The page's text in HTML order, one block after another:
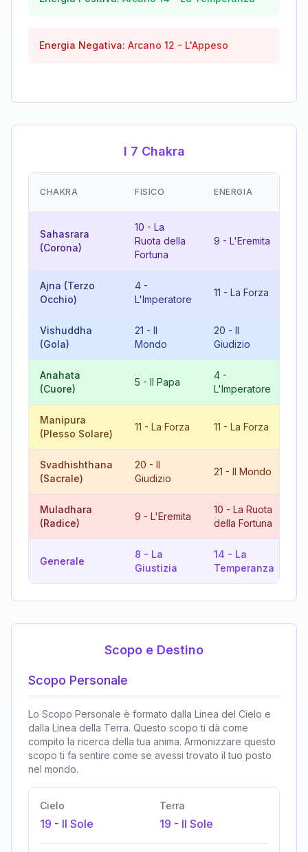
Energia Negativa: Arcano 12 - L'Appeso
I 7 Chakra
CHAKRA FISICO ENERGIA
Sahasrara
(Corona)
10 - La
Ruota della
Fortuna
9 - L'Eremita
Ajna (Terzo
Occhio)
4 -
L'Imperatore
11 - La Forza
Vishuddha
(Gola)
21 - Il
Mondo
20 - Il
Giudizio
Anahata
(Cuore)
5 - Il Papa
4 -
L'Imperatore
Manipura
(Plesso Solare)
11 - La Forza 11 - La Forza
Svadhishthana
(Sacrale)
20 - Il
Giudizio
21 - Il Mondo
Muladhara
(Radice)
9 - L'Eremita
10 - La Ruota
della Fortuna
Generale
8 - La
Giustizia
14 - La
Temperanza
Scopo e Destino
Scopo Personale
Lo Scopo Personale è formato dalla Linea del Cielo e
dalla Linea della Terra. Questo scopo ti dà come
compito la ricerca della tua anima. Armonizzare questo
scopo ti fa sentire come se avessi trovato il tuo posto
nel mondo.
Cielo
19 - Il Sole
Terra
19 - Il Sole